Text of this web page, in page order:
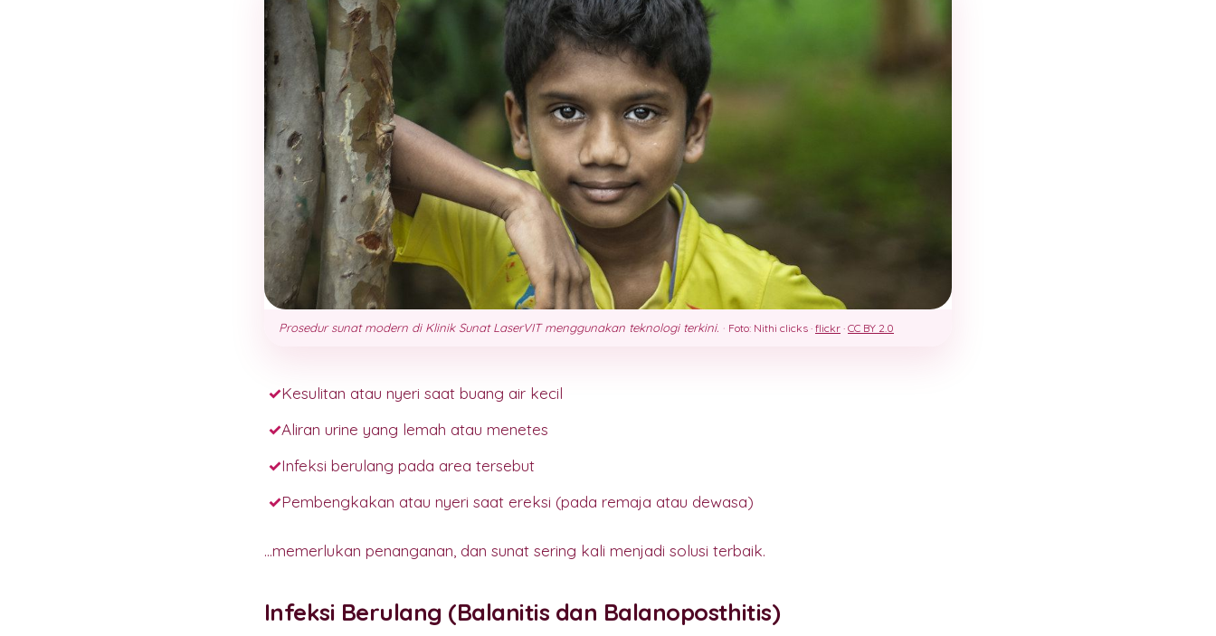
Prosedur sunat modern di Klinik Sunat LaserVIT menggunakan teknologi terkini. · Foto: Nithi clicks · flickr · CC BY 2.0
Kesulitan atau nyeri saat buang air kecil
Aliran urine yang lemah atau menetes
Infeksi berulang pada area tersebut
Pembengkakan atau nyeri saat ereksi (pada remaja atau dewasa)
...memerlukan penanganan, dan sunat sering kali menjadi solusi terbaik.
Infeksi Berulang (Balanitis dan Balanoposthitis)